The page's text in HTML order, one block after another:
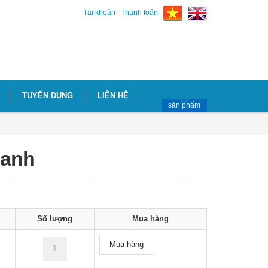
Tài khoản Thanh toán
TUYỄN DỤNG LIÊN HỆ
sản phẩm
Số lượng Mua hàng
Mua hàng